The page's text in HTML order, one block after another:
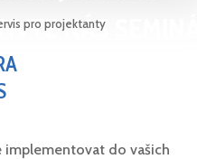
NÁS
I VY.
implementovat do vašich